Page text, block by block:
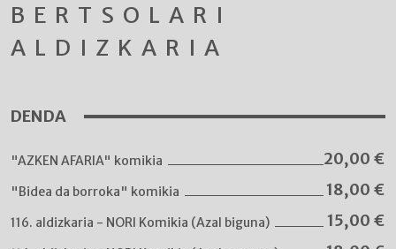
BERTSOLARI
ALDIZKARIA
DENDA
"AZKEN AFARIA" komikia 20,00 €
"Bidea da borroka" komikia 18,00 €
116. aldizkaria - NORI Komikia (Azal biguna) 15,00 €